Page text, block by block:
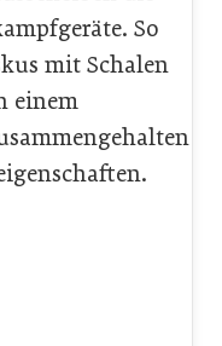
So
mit Schalen
einem